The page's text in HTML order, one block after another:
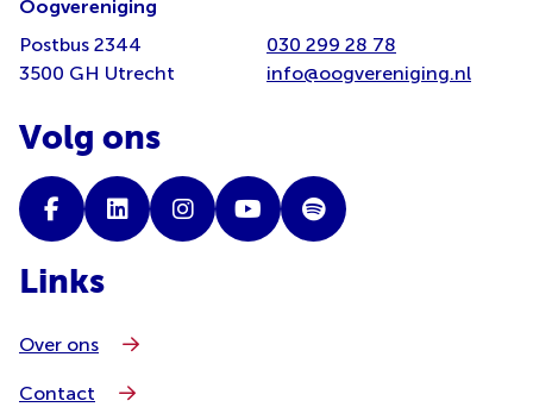
Oogvereniging
Postbus 2344
3500 GH Utrecht
030 299 28 78
info@oogvereniging.nl
Volg ons
Links
Over ons
Contact